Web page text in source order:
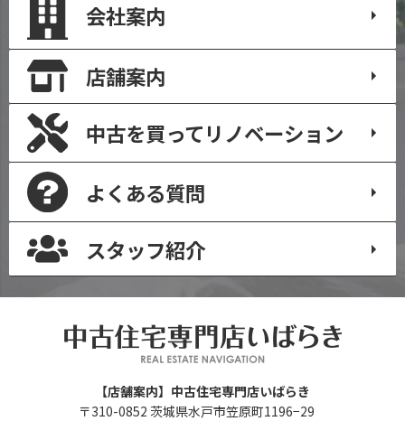
会社案内
店舗案内
中古を買ってリノベーション
よくある質問
スタッフ紹介
【店舗案内】中古住宅専門店いばらき
〒310-0852 茨城県水戸市笠原町1196−29